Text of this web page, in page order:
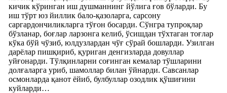
кичик кўринган иш душманнинг йўлига ғов бўларди. Бу
иш тўрт юз йиллик бало-қазоларга, сарсону
саргардончиликларга тўғон босарди. Сўнгра тупроқлар
бўзланар, боғлар ларзонга келиб, ўсишдан тўхтаган тоғлар
кўка бўй чўзиб, юлдузлардан чўғ сўрай бошларди. Узилган
дарёлар пишқириб, қуриган денгизларда довуллар
уйғонарди. Тўлқинларни соғинган кемалар тўшларини
долғаларга уриб, шамоллар билан ўйнарди. Савсанлар
осмонларда қанот ёйиб, булбуллар озодлик қўшиғини
куйларди…